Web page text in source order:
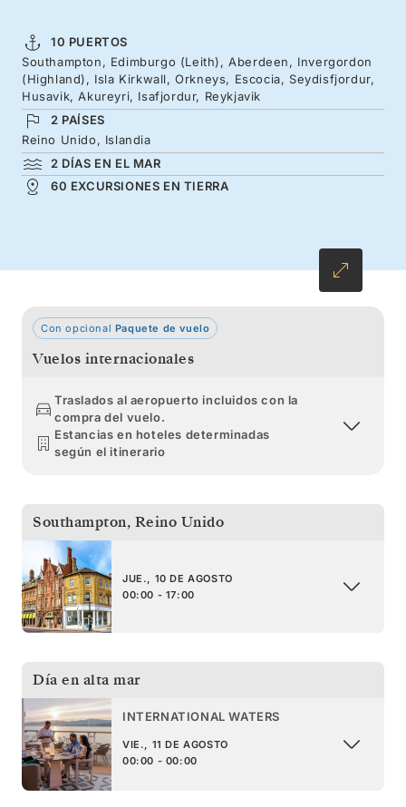
explorar Edimburgo en pleno apogeo de su
extraordinaria temporada de festivales.
Después continuará hacia Aberdeen y se
adentrará en las Highlands, con sus castillos, y
en las islas Orcadas. A continuación, rumbo al
norte hacia la costa islandesa, flanqueada por
10 PUERTOS
Southampton, Edimburgo (Leith), Aberdeen, Invergordon
(Highland), Isla Kirkwall, Orkneys, Escocia, Seydisfjordur,
Husavik, Akureyri, Isafjordur, Reykjavik
2 PAÍSES
Reino Unido, Islandia
2 DÍAS EN EL MAR
60 EXCURSIONES EN TIERRA
Con opcional Paquete de vuelo
Vuelos internacionales
Traslados al aeropuerto incluidos con la
compra del vuelo.
Estancias en hoteles determinadas
según el itinerario
Southampton, Reino Unido
JUE., 10 DE AGOSTO
00:00 - 17:00
Día en alta mar
INTERNATIONAL WATERS
VIE., 11 DE AGOSTO
00:00 - 00:00